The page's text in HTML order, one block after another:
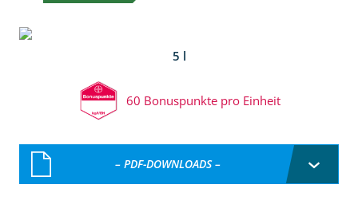
5 l
60 Bonuspunkte pro Einheit
– PDF-DOWNLOADS –